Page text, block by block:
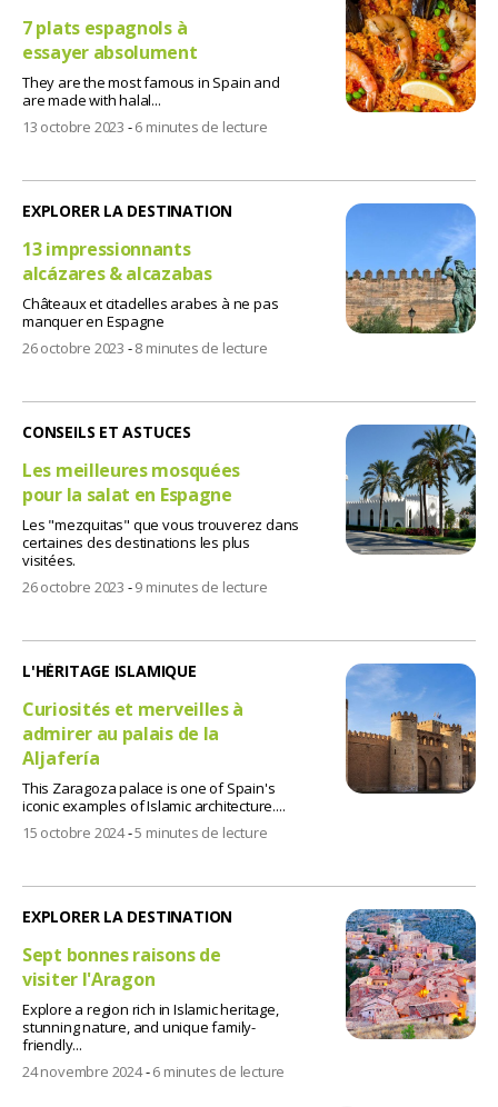
7 plats espagnols à
essayer absolument
They are the most famous in Spain and
are made with halal...
13 octobre 2023 -6 minutes de lecture
EXPLORER LA DESTINATION
13 impressionnants
alcázares & alcazabas
Châteaux et citadelles arabes à ne pas
manquer en Espagne
26 octobre 2023 -8 minutes de lecture
CONSEILS ET ASTUCES
Les meilleures mosquées
pour la salat en Espagne
Les "mezquitas" que vous trouverez dans
certaines des destinations les plus
visitées.
26 octobre 2023 -9 minutes de lecture
L'HÉRITAGE ISLAMIQUE
Curiosités et merveilles à
admirer au palais de la
Aljafería
This Zaragoza palace is one of Spain's
iconic examples of Islamic architecture....
15 octobre 2024-5 minutes de lecture
EXPLORER LA DESTINATION
Sept bonnes raisons de
visiter l'Aragon
Explore a region rich in Islamic heritage,
stunning nature, and unique family-
friendly...
24 novembre 2024-6 minutes de lecture